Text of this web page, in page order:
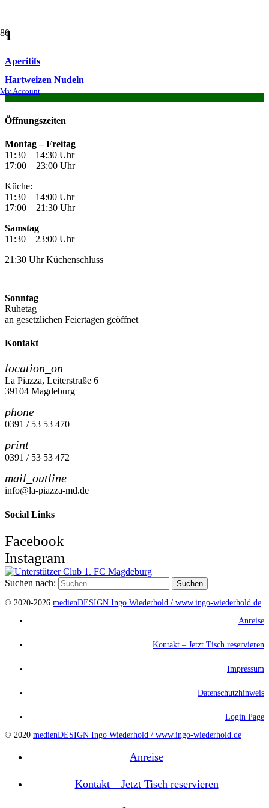
My Account
1
Aperitifs
Hartweizen Nudeln
Öffnungszeiten
Montag –Freitag
11:30 – 14:30 Uhr
17:00 – 23:00 Uhr
Küche:
11:30 – 14:00 Uhr
17:00 – 21:30 Uhr
Samstag
11:30 – 23:00 Uhr
21:30 Uhr Küchenschluss
Sonntag
Ruhetag
an gesetzlichen Feiertagen geöffnet
Kontakt
location_on
La Piazza, Leiterstraße 6
39104 Magdeburg
phone
0391 / 53 53 470
print
0391 / 53 53 472
mail_outline
info@la-piazza-md.de
Social Links
Facebook
Instagram
Suchen nach:
© 2020-2026 medienDESIGN Ingo Wiederhold / www.ingo-wiederhold.de
Anreise
Kontakt – Jetzt Tisch reservieren
Impressum
Datenschutzhinweis
Login Page
© 2020 medienDESIGN Ingo Wiederhold / www.ingo-wiederhold.de
Anreise
Kontakt – Jetzt Tisch reservieren